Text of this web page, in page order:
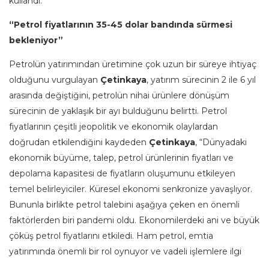
“Petrol fiyatlarının 35-45 dolar bandında sürmesi
bekleniyor”
Petrolün yatırımından üretimine çok uzun bir süreye ihtiyaç
olduğunu vurgulayan Çetinkaya, yatırım sürecinin 2 ile 6 yıl
arasında değiştiğini, petrolün nihai ürünlere dönüşüm
sürecinin de yaklaşık bir ayı bulduğunu belirtti. Petrol
fiyatlarının çeşitli jeopolitik ve ekonomik olaylardan
doğrudan etkilendiğini kaydeden Çetinkaya, “Dünyadaki
ekonomik büyüme, talep, petrol ürünlerinin fiyatları ve
depolama kapasitesi de fiyatların oluşumunu etkileyen
temel belirleyiciler. Küresel ekonomi senkronize yavaşlıyor.
Bununla birlikte petrol talebini aşağıya çeken en önemli
faktörlerden biri pandemi oldu. Ekonomilerdeki ani ve büyük
çöküş petrol fiyatlarını etkiledi. Ham petrol, emtia
yatırımında önemli bir rol oynuyor ve vadeli işlemlere ilgi